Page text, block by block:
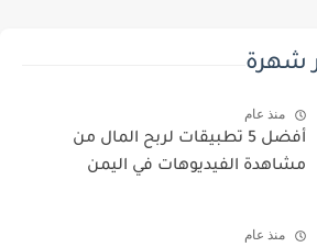
شهرة
منذ عام
أفضل 5 تطبيقات لربح المال من
مشاهدة الفيديوهات في اليمن
منذ عام